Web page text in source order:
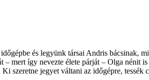
és legyünk társai Andris bácsinak,
mert így nevezte élete párját – Olga nénit
szeretne jegyet váltani az időgépre, tessék